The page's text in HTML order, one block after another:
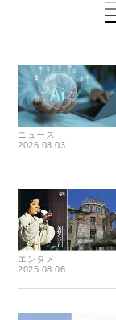
ニュース
2026.08.03
エンタメ
2025.08.06